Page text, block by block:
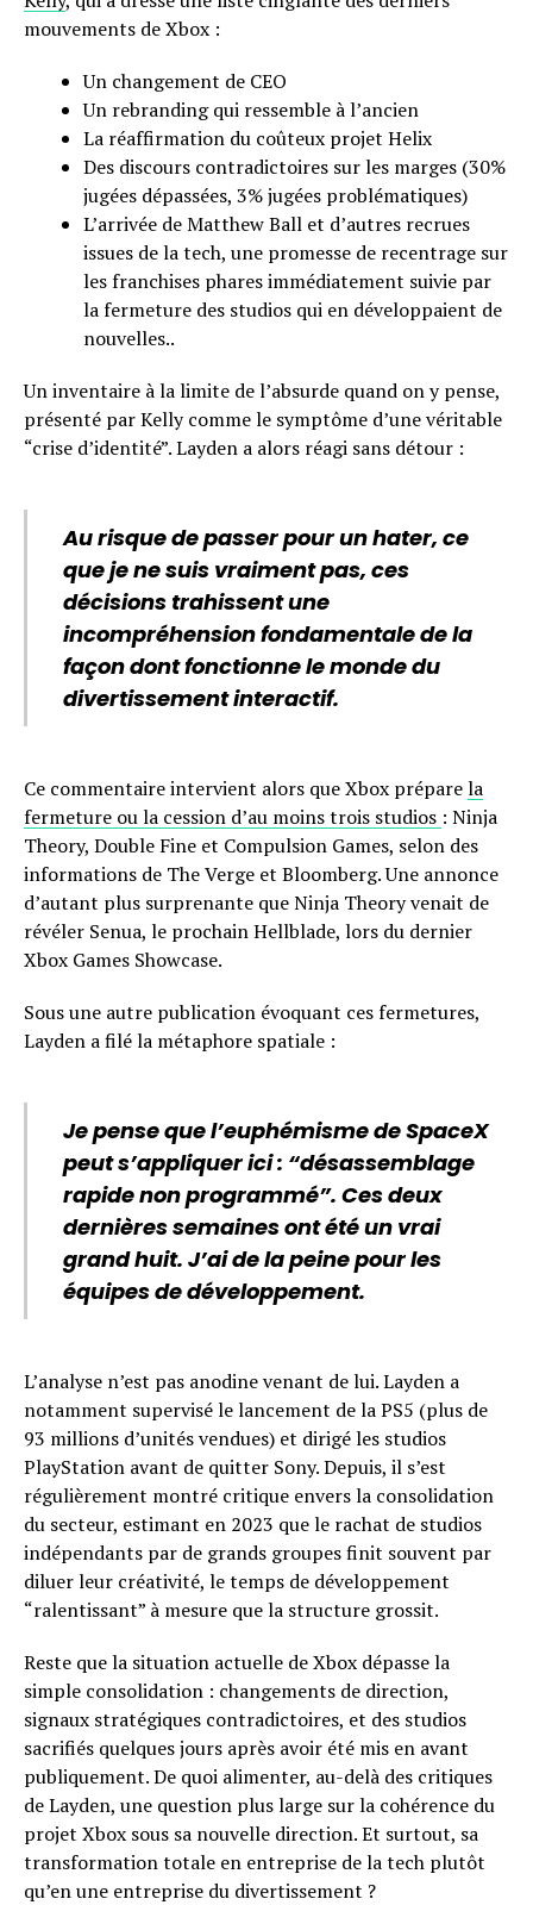
mouvements de Xbox :
Un changement de CEO
Un rebranding qui ressemble à l’ancien
La réaffirmation du coûteux projet Helix
Des discours contradictoires sur les marges (30%
jugées dépassées, 3% jugées problématiques)
L’arrivée de Matthew Ball et d’autres recrues
issues de la tech, une promesse de recentrage sur
les franchises phares immédiatement suivie par
la fermeture des studios qui en développaient de
nouvelles..
Un inventaire à la limite de l’absurde quand on y pense,
présenté par Kelly comme le symptôme d’une véritable
“crise d’identité”. Layden a alors réagi sans détour :
Au risque de passer pour un hater, ce
que je ne suis vraiment pas, ces
décisions trahissent une
incompréhension fondamentale de la
façon dont fonctionne le monde du
divertissement interactif.
Ce commentaire intervient alors que Xbox préparela
fermeture ou la cession d’au moins trois studios : Ninja
Theory, Double Fine et Compulsion Games, selon des
informations de The Verge et Bloomberg. Une annonce
d’autant plus surprenante que Ninja Theory venait de
révéler Senua, le prochain Hellblade, lors du dernier
Xbox Games Showcase.
Sous une autre publication évoquant ces fermetures,
Layden a filé la métaphore spatiale :
Je pense que l’euphémisme de SpaceX
peut s’appliquer ici : “désassemblage
rapide non programmé”. Ces deux
dernières semaines ont été un vrai
grand huit. J’ai de la peine pour les
équipes de développement.
L’analyse n’est pas anodine venant de lui. Layden a
notamment supervisé le lancement de la PS5 (plus de
93 millions d’unités vendues) et dirigé les studios
PlayStation avant de quitter Sony. Depuis, il s’est
régulièrement montré critique envers la consolidation
du secteur, estimant en 2023 que le rachat de studios
indépendants par de grands groupes finit souvent par
diluer leur créativité, le temps de développement
“ralentissant” à mesure que la structure grossit.
Reste que la situation actuelle de Xbox dépasse la
simple consolidation : changements de direction,
signaux stratégiques contradictoires, et des studios
sacrifiés quelques jours après avoir été mis en avant
publiquement. De quoi alimenter, au-delà des critiques
de Layden, une question plus large sur la cohérence du
projet Xbox sous sa nouvelle direction. Et surtout, sa
transformation totale en entreprise de la tech plutôt
qu’en une entreprise du divertissement ?